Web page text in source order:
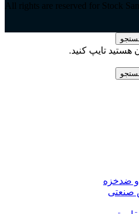
All rights are reserved for Stock
هستید تایپ کنید.
ضدخزه
صنعتی